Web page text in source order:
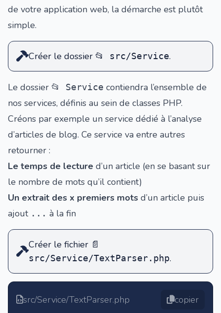
de votre application web, la démarche est plutôt
simple.
Créer le dossier 📂 src/Service.
Le dossier 📂 Service contiendra l’ensemble de
nos services, définis au sein de classes PHP.
Créons par exemple un service dédié à l’analyse
d’articles de blog. Ce service va entre autres
retourner :
Le temps de lecture d’un article (en se basant sur
le nombre de mots qu’il contient)
Un extrait des x premiers mots d’un article puis
ajout ... à la fin
Créer le fichier 📄
src/Service/TextParser.php.
src/Service/TextParser.php copier